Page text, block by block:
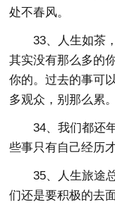
处不春风。
33、人生如茶
其实没有那么多的
你的。过去的事可
多观众，别那么累
34、我们都还
些事只有自己经历
35、人生旅途
们还是要积极的去